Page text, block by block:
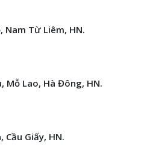
Nam Từ Liêm, HN.
Mỗ Lao, Hà Đông, HN.
Cầu Giấy, HN.